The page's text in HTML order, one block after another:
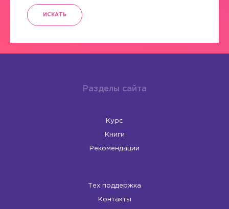
ИСКАТЬ
Разделы сайта
Курс
Книги
Рекомендации
Тех поддержка
Контакты